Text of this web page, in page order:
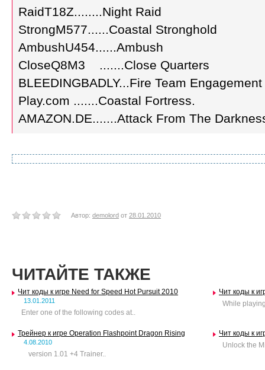
RaidT18Z........Night Raid
StrongM577......Coastal Stronghold
AmbushU454......Ambush
CloseQ8M3 .......Close Quarters
BLEEDINGBADLY...Fire Team
Play.com .......Coastal Fortress.
AMAZON.DE.......Attack From The
Автор: demolord от 28.01.2010
ЧИТАЙТЕ ТАКЖЕ
Чит коды к игре Need for Speed Hot Pursuit 2010
13.01.2011
Enter one of the following codes at..
Чит коды к
While
Трейнер к игре Operation Flashpoint Dragon Rising
4.08.2010
version 1.01 +4 Trainer..
Чит коды к
Unlock the